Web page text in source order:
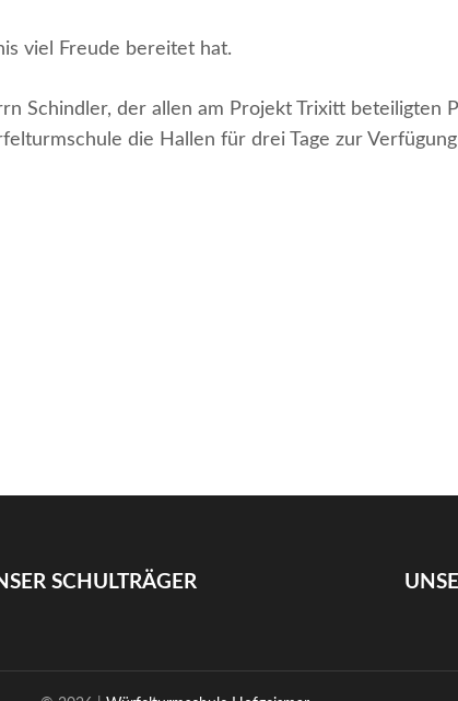
viel Freude bereitet hat.
Schindler, der allen am Projekt Trixitt beteiligten
die Hallen für drei Tage zur
SCHULTRÄGER